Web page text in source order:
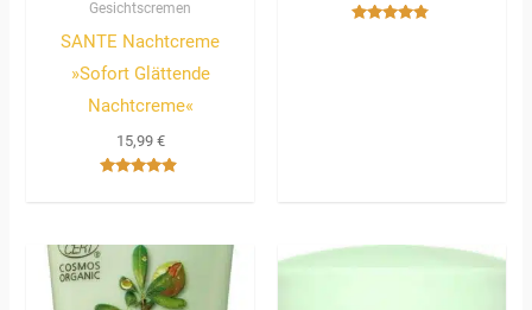
Gesichtscremen
SANTE Nachtcreme
»Sofort Glättende
Nachtcreme«
15,99 €